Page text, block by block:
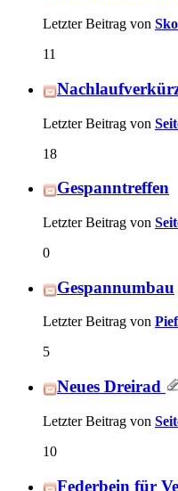
Letzter Beitrag von
11
Letzter Beitrag von
18
Gespanntreffen
Letzter Beitrag von
0
Gespannumbau
Letzter Beitrag von
5
Neues Dreirad
Letzter Beitrag von
10
Federbein für